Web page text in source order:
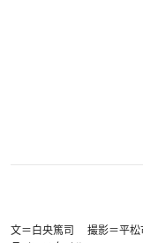
文＝白央篤司 撮影＝平松